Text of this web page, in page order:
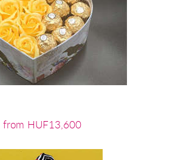
from HUF13,600